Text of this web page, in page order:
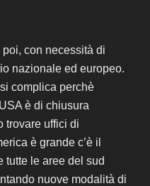
con necessità di
nazionale ed europeo.
complica perchè
è di chiusura
trovare uffici di
è grande c’è il
tutte le aree del sud
nuove modalità di